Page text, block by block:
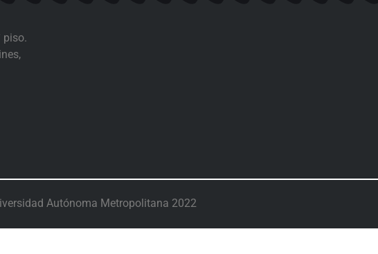
piso.
Autónoma Metropolitana 2022